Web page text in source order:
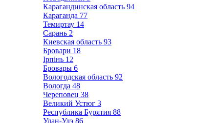
Карагандинская область 94
Караганда 77
Темиртау 14
Сарань 2
Киевская область 93
Бровари 18
Ірпінь 12
Бровары 6
Вологодская область 92
Вологда 48
Череповец 38
Великий Устюг 3
Республика Бурятия 88
Улан-Удэ 86